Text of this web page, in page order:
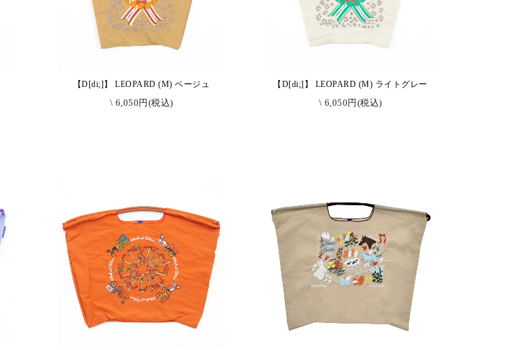
【D[di;]】 LEOPARD (M) ベージュ
\ 6,050円(税込)
【D[di;]】 LEOPARD (M) ライトグレー
\ 6,050円(税込)